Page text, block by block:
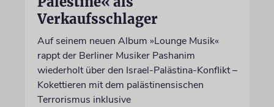
Verkaufsschlager
Auf seinem neuen Album »Lounge Musik«
rappt der Berliner Musiker Pashanim
wiederholt über den Israel-Palästina-Konflikt –
Kokettieren mit dem palästinensischen
Terrorismus inklusive